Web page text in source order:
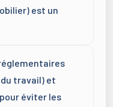
est un
travail) et
éviter les